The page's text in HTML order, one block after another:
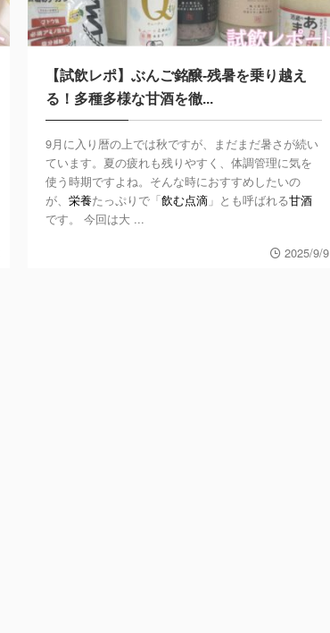
【試飲レポ】ぶんご銘醸-残暑を乗り越え
る！多種多様な甘酒を徹...
9月に入り暦の上では秋ですが、まだまだ暑さが続い
ています。夏の疲れも残りやすく、体調管理に気を
使う時期ですよね。そんな時におすすめしたいの
が、 栄養たっぷりで「飲む点滴」とも呼ばれる甘酒
です。 今回は大 ...
2025/9/9